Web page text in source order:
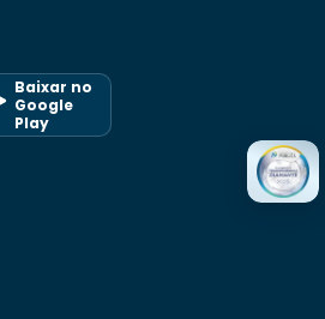
Baixar no
Google
Play